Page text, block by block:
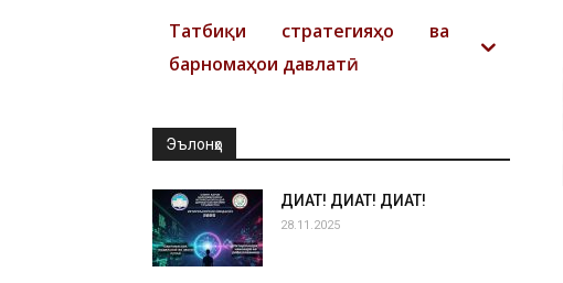
Татбиқи стратегияҳо ва
барномаҳои давлатӣ
Эълонҳо
ДИҚҚАТ! ДИҚҚАТ! ДИҚҚАТ!
28.11.2025